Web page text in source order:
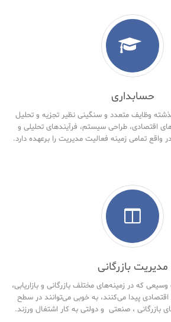
حسابداری
وظایف متعدد و سنگینی نظیر تجزیه و تحلیل
اقتصادی، طراحی سیستم، فرآیندهای تحلیلی و
واقع تمامی زمینه فعالیت مدیریت را برعهده دارد.
مدیریت بازرگانی
وسیعی که در زمینه‌های مختلف بازرگانی و بازاریابی،
اقتصادی پیدا می‌کنند، به خوبی می‌توانند در سطح
بازرگانی ، صنعتی و دولتی به کار اشتغال ورزند.